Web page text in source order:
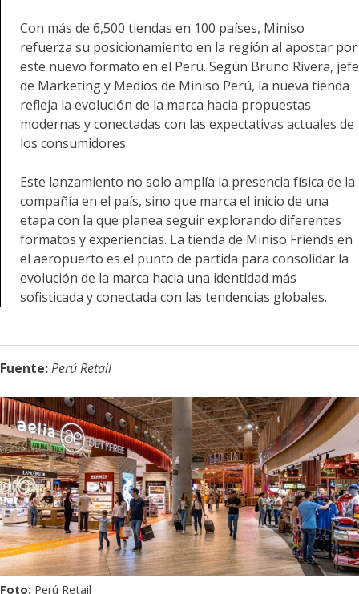
Con más de 6,500 tiendas en 100 países, Miniso
refuerza su posicionamiento en la región al apostar por
este nuevo formato en el Perú. Según Bruno Rivera, jefe
de Marketing y Medios de Miniso Perú, la nueva tienda
refleja la evolución de la marca hacia propuestas
modernas y conectadas con las expectativas actuales de
los consumidores.
Este lanzamiento no solo amplía la presencia física de la
compañía en el país, sino que marca el inicio de una
etapa con la que planea seguir explorando diferentes
formatos y experiencias. La tienda de Miniso Friends en
el aeropuerto es el punto de partida para consolidar la
evolución de la marca hacia una identidad más
sofisticada y conectada con las tendencias globales.
Fuente:Perú Retail
Foto: Perú Retail